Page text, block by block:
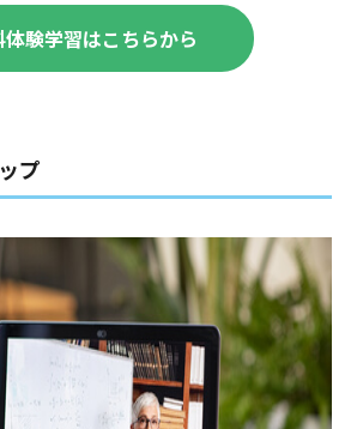
体験学習はこちらから
プ